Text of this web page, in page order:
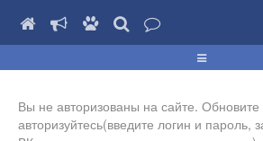
Вы не авторизованы на сайте. Обновите
авторизуйтесь(введите логин и пароль,